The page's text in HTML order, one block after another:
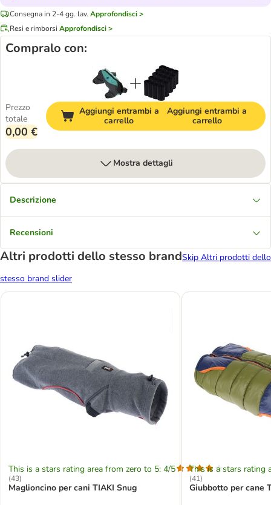
Consegna in 2-4 gg. lav. Approfondisci >
Resi e rimborsi Approfondisci >
Compralo con:
Prezzo
totale
0,00 €
Aggiungi entrambi a
carrello
Aggiungi entrambi a
carrello
Mostra dettagli
Descrizione
Recensioni
Altri prodotti dello stesso brandSkip Altri prodotti dello
stesso brand slider
This is a stars rating area from zero to 5: 4/5
(43)
Maglioncino per cani TIAKI Snug
This is a stars rating
(41)
Giubbotto per cane